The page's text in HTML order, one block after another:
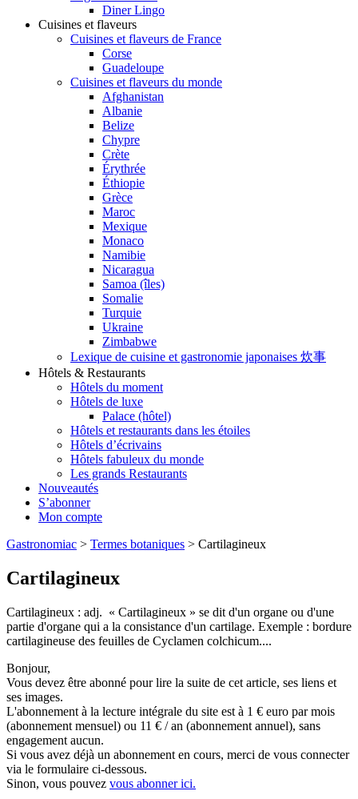
Diner Lingo
Cuisines et flaveurs
Cuisines et flaveurs de France
Corse
Guadeloupe
Cuisines et flaveurs du monde
Afghanistan
Albanie
Belize
Chypre
Crète
Érythrée
Éthiopie
Grèce
Maroc
Mexique
Monaco
Namibie
Nicaragua
Samoa (îles)
Somalie
Turquie
Ukraine
Zimbabwe
Lexique de cuisine et gastronomie japonaises 炊事
Hôtels & Restaurants
Hôtels du moment
Hôtels de luxe
Palace (hôtel)
Hôtels et restaurants dans les étoiles
Hôtels d’écrivains
Hôtels fabuleux du monde
Les grands Restaurants
Nouveautés
S’abonner
Mon compte
Gastronomiac > Termes botaniques > Cartilagineux
Cartilagineux
Cartilagineux : adj. « Cartilagineux » se dit d'un organe ou d'une
partie d'organe qui a la consistance d'un cartilage. Exemple : bordure
cartilagineuse des feuilles de Cyclamen colchicum....
Bonjour,
Vous devez être abonné pour lire la suite de cet article, ses liens et
ses images.
L'abonnement à la lecture intégrale du site est à 1 € euro par mois
(abonnement mensuel) ou 11 € / an (abonnement annuel), sans
engagement aucun.
Si vous avez déjà un abonnement en cours, merci de vous connecter
via le formulaire ci-dessous.
Sinon, vous pouvez vous abonner ici.